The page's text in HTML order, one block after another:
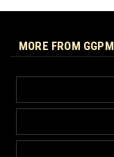
MORE FROM GGPM